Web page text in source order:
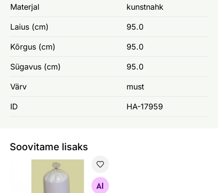
Materjal kunstnahk
Laius (cm) 95.0
Kõrgus (cm) 95.0
Sügavus (cm) 95.0
Värv must
ID HA-17959
Soovitame lisaks
Graanulid 80 liitrit